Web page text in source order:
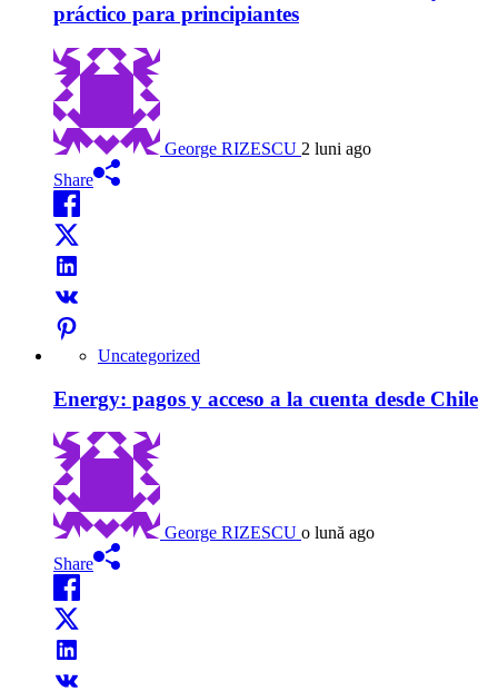
práctico para principiantes
George RIZESCU 2 luni ago
Share
Uncategorized
Energy: pagos y acceso a la cuenta desde Chile
George RIZESCU o lună ago
Share